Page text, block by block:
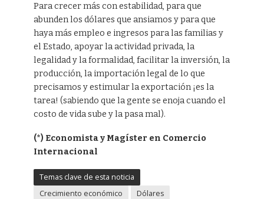
Para crecer más con estabilidad, para que
abunden los dólares que ansiamos y para que
haya más empleo e ingresos para las familias y
el Estado, apoyar la actividad privada, la
legalidad y la formalidad, facilitar la inversión, la
producción, la importación legal de lo que
precisamos y estimular la exportación ¡es la
tarea! (sabiendo que la gente se enoja cuando el
costo de vida sube y la pasa mal).
(*) Economista y Magíster en Comercio
Internacional
Temas clave de esta noticia
Crecimiento económico
Dólares